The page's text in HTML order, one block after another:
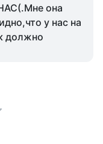
она
у нас на
должно